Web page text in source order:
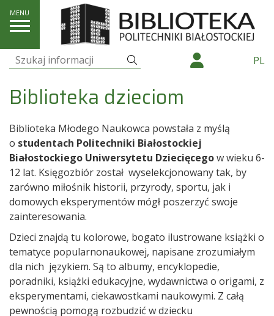
Szukaj: PL
O nas Biblioteka dzieciom
Biblioteka dzieciom
Biblioteka Młodego Naukowca powstała z myślą
o studentach Politechniki Białostockiej
Białostockiego Uniwersytetu Dziecięcegow wieku 6-
12 lat. Księgozbiór został wyselekcjonowany tak, by
zarówno miłośnik historii, przyrody, sportu, jak i
domowych eksperymentów mógł poszerzyć swoje
zainteresowania.
Dzieci znajdą tu kolorowe, bogato ilustrowane książki o
tematyce popularnonaukowej, napisane zrozumiałym
dla nich językiem. Są to albumy, encyklopedie,
poradniki, książki edukacyjne, wydawnictwa o origami, z
eksperymentami, ciekawostkami naukowymi. Z całą
pewnością pomogą rozbudzić w dziecku